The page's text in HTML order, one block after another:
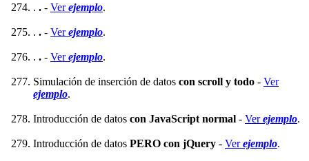
. . - Verejemplo.
. . - Verejemplo.
. . - Verejemplo.
Simulación de inserción de datos con scroll y todo - Ver
ejemplo.
Introducción de datos con JavaScript normal - Verejemplo.
Introducción de datos PERO con jQuery - Verejemplo.